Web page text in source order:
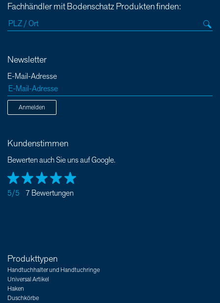
Fachhändler mit Bodenschatz Produkten finden:
Newsletter
E-Mail-Adresse
Anmelden
Kundenstimmen
Bewerten auch Sie uns auf Google.
5/5 7 Bewertungen
Produkttypen
Handtuchhalter und Handtuchringe
Universal Artikel
Haken
Duschkörbe